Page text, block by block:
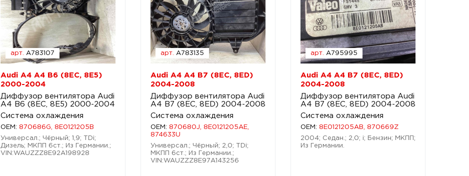
арт. A783107
Audi A4 A4 B6 (8EC, 8E5)
2000-2004
Диффузор вентилятора Audi
A4 B6 (8EC, 8E5) 2000-2004
Система охлаждения
OEM: 870686G, 8E0121205B
Универсал.; Чёрный; 1,9; TDi;
Дизель; МКПП 6ст.; Из Германии.;
VIN:WAUZZZ8E92A198928
арт. A783135
Audi A4 A4 B7 (8EC, 8ED)
2004-2008
Диффузор вентилятора Audi
A4 B7 (8EC, 8ED) 2004-2008
Система охлаждения
OEM: 870680J, 8E0121205AE,
874633U
Универсал.; Чёрный; 2,0; TDi;
МКПП 6ст.; Из Германии.;
VIN:WAUZZZ8E97A143256
арт. A795995
Audi A4 A4 B7 (8EC, 8ED)
2004-2008
Диффузор вентилятора Audi
A4 B7 (8EC, 8ED) 2004-2008
Система охлаждения
OEM: 8E0121205AB, 870669Z
2004; Седан.; 2,0; i; Бензин; МКПП;
Из Германии.